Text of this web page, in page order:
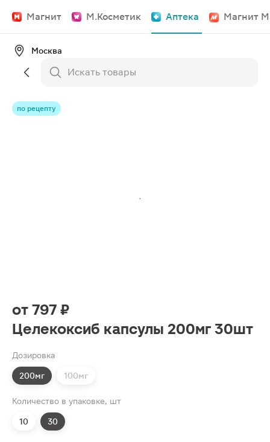
Магнит М.Косметик Аптека Магнит
Москва
по рецепту
от 797 ₽
Целекоксиб капсулы 200мг 30шт
Дозировка
200мг 100мг
Количество в упаковке, шт
10 30